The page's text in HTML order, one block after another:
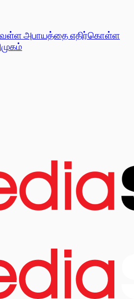
வெள்ள அபாயத்தை எதிர்கொள்ள